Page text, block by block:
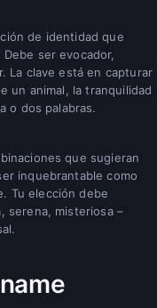
de identidad que
ser evocador,
La clave está en capturar
un animal, la tranquilidad
o dos palabras.
que sugieran
inquebrantable como
Tu elección debe
serena, misteriosa –